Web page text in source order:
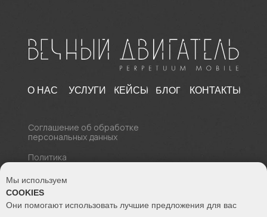
Мы используем
COOKIES
Они помогают использовать лучшие предложения для вас
Вечный двигатель Perpetuum Mobile
© 2017 - 2026 Все права
защищены
Соглашение об обработке
персональных данных
Политика
КОНТАКТЫ
БЛОГ
КЕЙСЫ
УСЛУГИ
О НАС